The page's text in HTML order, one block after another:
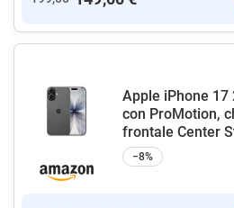
Apple iPhone 17
con ProMotion,
frontale Center
−8%